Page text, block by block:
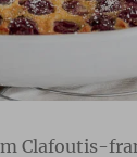
Clafoutis-